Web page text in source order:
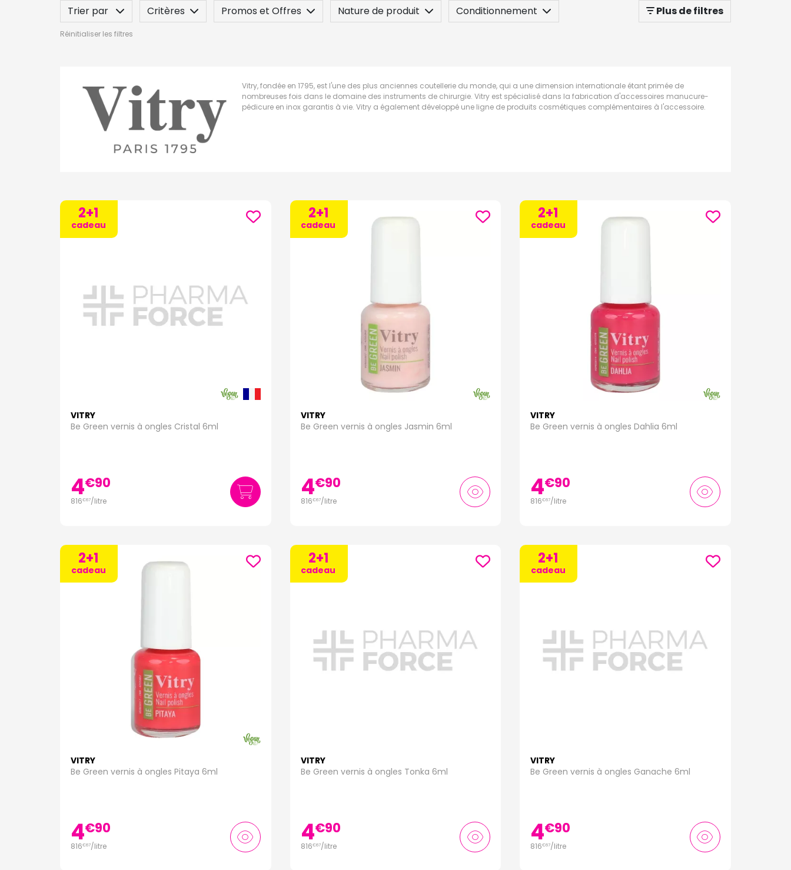
Trier par Critères Promos et Offres Nature de produit
Conditionnement
Spécificité
Plus de filtres
Réinitialiser les filtres
Vitry, fondée en 1795, est l'une des plus anciennes coutellerie du monde, qui a une dimension internationale étant primée de
nombreuses fois dans le domaine des instruments de chirurgie. Vitry est spécialisé dans la fabrication d'accessoires manucure-
pédicure en inox garantis à vie. Vitry a également développé une ligne de produits cosmétiques complémentaires à l'accessoire.
2+1
cadeau
VITRY
Be Green vernis à ongles Cristal 6ml
4€90
816€67/litre
2+1
cadeau
VITRY
Be Green vernis à ongles Jasmin 6ml
4€90
816€67/litre
2+1
cadeau
VITRY
Be Green vernis à ongles Dahlia 6ml
4€90
816€67/litre
2+1
cadeau
VITRY
Be Green vernis à ongles Pitaya 6ml
4€90
816€67/litre
2+1
cadeau
VITRY
Be Green vernis à ongles Tonka 6ml
4€90
816€67/litre
2+1
cadeau
VITRY
Be Green vernis à ongles Ganache 6ml
4€90
816€67/litre